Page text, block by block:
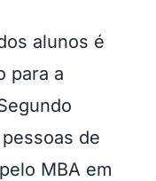
alunos é
para a
de
MBA em